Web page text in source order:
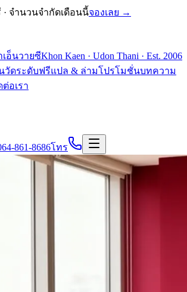
จำนวนจำกัดเดือนนี้จองเลย →
อ็นวายซีKhon Kaen · Udon Thani · Est. 2006
วัดระดับฟรีแปล & ล่ามโปรโมชั่นบทความ
ต่อเรา
861-8686โทร